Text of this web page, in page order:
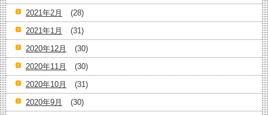
2021年2月
(28)
2021年1月
(31)
2020年12月
(30)
2020年11月
(30)
2020年10月
(31)
2020年9月
(30)